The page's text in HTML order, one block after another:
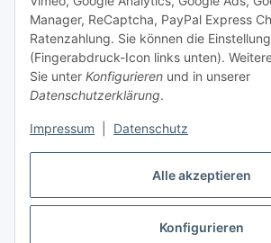
Alle akzeptieren
Konfigurieren
Manager, ReCaptcha, PayPal Express
Ratenzahlung. Sie können die
(Fingerabdruck-Icon links unten).
Sie unter Konfigurieren und in unserer
Datenschutzerklärung.
Impressum Datenschutz
Informationen
Gesetzliche Informationen
Vertrag widerrufen